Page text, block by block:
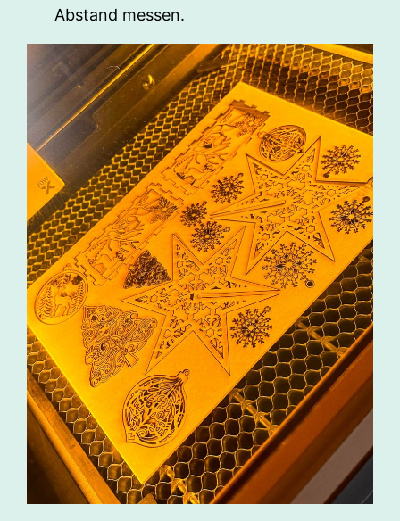
Abstand messen.